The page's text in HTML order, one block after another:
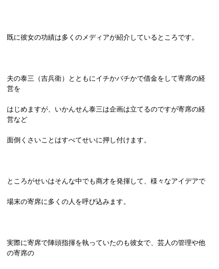
既に彼女の功績は多くのメディアが紹介しているところです。
夫の泰三（吉兵衛）とともにイチかバチかで借金をして寄席の経
営を
はじめますが、いかんせん泰三は企画は立てるのですが寄席の経
営など
面倒くさいことはすべてせいに押し付けます。
ところがせいはそんな中でも商才を発揮して、様々なアイデアで
場末の寄席に多くの人を呼び込みます。
実際に寄席で陣頭指揮を執っていたのも彼女で、芸人の管理や他
の寄席の